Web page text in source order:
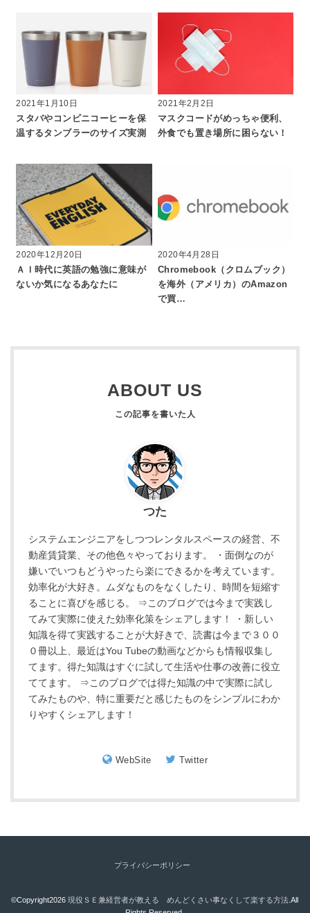
2021年1月10日
スタバやコンビニコーヒーを保
温するタンブラーのサイズ実測
2021年2月2日
マスクコードがめっちゃ便利、
外食でも置き場所に困らない！
2020年12月20日
ＡＩ時代に英語の勉強に意味が
ないか気になるあなたに
2020年4月28日
Chromebook（クロムブック）
を海外（アメリカ）のAmazon
で買…
ABOUT US
つた
システムエンジニアをしつつレンタルスペースの経営、不
動産賃貸業、その他色々やっております。 ・面倒なのが
嫌いでいつもどうやったら楽にできるかを考えています。
効率化が大好き。ムダなものをなくしたり、時間を短縮す
ることに喜びを感じる。 ⇒このブログでは今まで実践し
てみて実際に使えた効率化策をシェアします！ ・新しい
知識を得て実践することが大好きで、読書は今まで３００
０冊以上、最近はYou Tubeの動画などからも情報収集し
てます。得た知識はすぐに試して生活や仕事の改善に役立
ててます。 ⇒このブログでは得た知識の中で実際に試し
てみたものや、特に重要だと感じたものをシンプルにわか
りやすくシェアします！
WebSite Twitter
プライバシーポリシー
©Copyright2026現役ＳＥ兼経営者が教える めんどくさい事なくして楽する方法.All